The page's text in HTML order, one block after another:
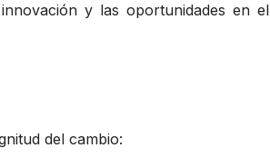
y las oportunidades en el
del cambio: